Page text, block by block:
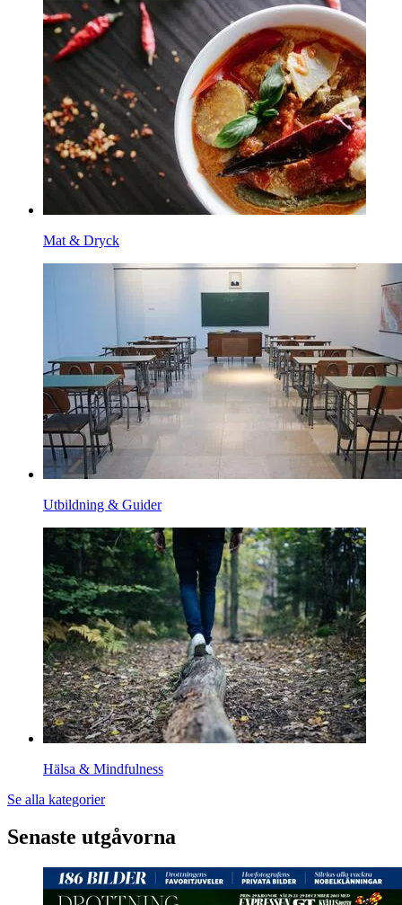
Mat & Dryck
Utbildning & Guider
Hälsa & Mindfulness
Se alla kategorier
Senaste utgåvorna